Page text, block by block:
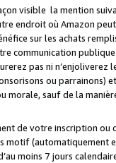
visible la mention
endroit où Amazon
sur les achats
communication
pas ni
ou parrainons)
morale, sauf de la
de votre inscription
motif (automatiquement
moins 7 jours